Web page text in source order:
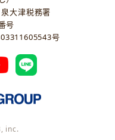
大津税務署
号
号
inc.